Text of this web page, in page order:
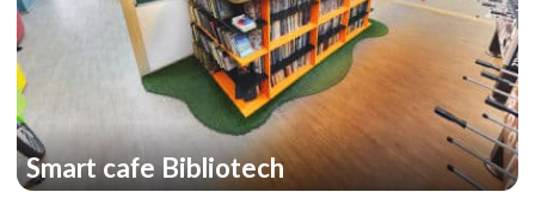
Smart cafe Bibliotech